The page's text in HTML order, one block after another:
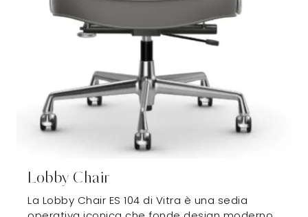
Lobby Chair
La Lobby Chair ES 104 di Vitra è una sedia